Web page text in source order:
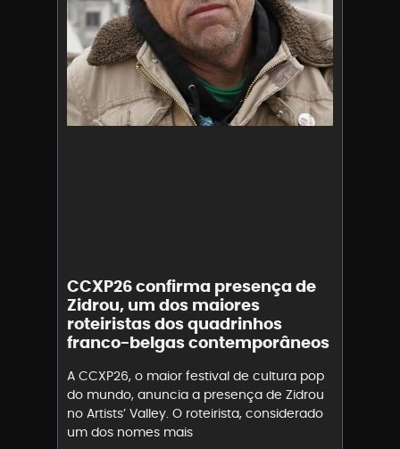
CCXP26 confirma presença de
Zidrou, um dos maiores
roteiristas dos quadrinhos
franco-belgas contemporâneos
A CCXP26, o maior festival de cultura pop
do mundo, anuncia a presença de Zidrou
no Artists’ Valley. O roteirista, considerado
um dos nomes mais